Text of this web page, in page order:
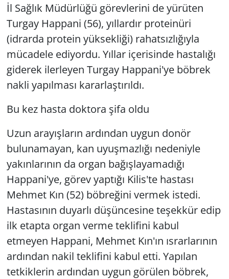
İl Sağlık Müdürlüğü görevlerini de yürüten
Turgay Happani (56), yıllardır proteinüri
(idrarda protein yüksekliği) rahatsızlığıyla
mücadele ediyordu. Yıllar içerisinde hastalığı
giderek ilerleyen Turgay Happani'ye böbrek
nakli yapılması kararlaştırıldı.
Bu kez hasta doktora şifa oldu
Uzun arayışların ardından uygun donör
bulunamayan, kan uyuşmazlığı nedeniyle
yakınlarının da organ bağışlayamadığı
Happani'ye, görev yaptığı Kilis'te hastası
Mehmet Kın (52) böbreğini vermek istedi.
Hastasının duyarlı düşüncesine teşekkür edip
ilk etapta organ verme teklifini kabul
etmeyen Happani, Mehmet Kın'ın ısrarlarının
ardından nakil teklifini kabul etti. Yapılan
tetkiklerin ardından uygun görülen böbrek,